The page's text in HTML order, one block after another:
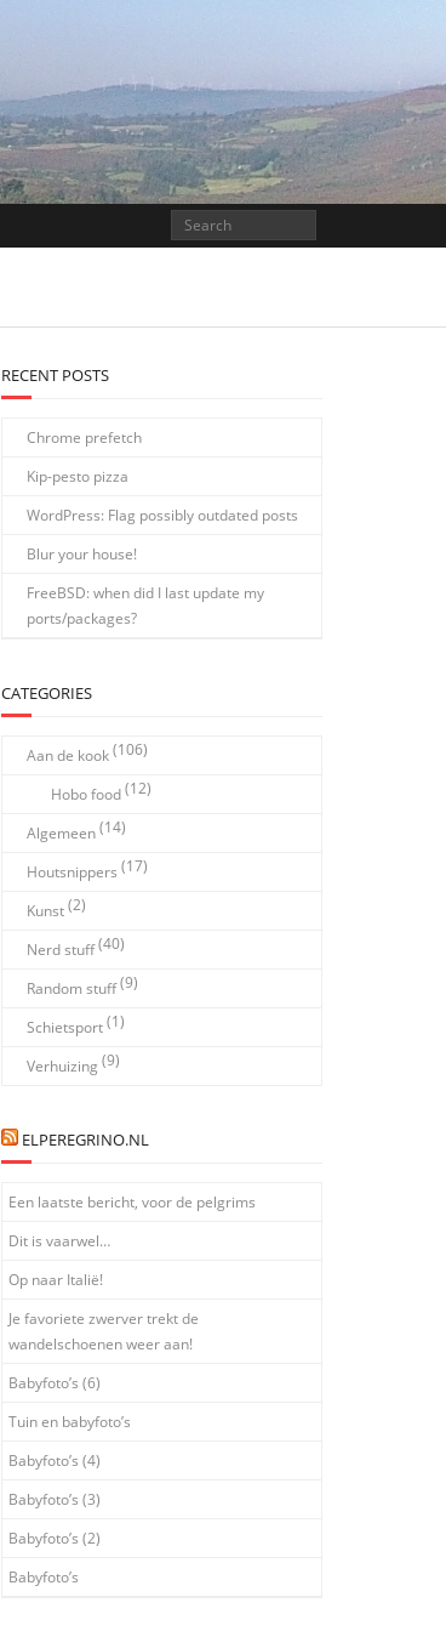
RECENT POSTS
Chrome prefetch
Kip-pesto pizza
WordPress: Flag possibly outdated posts
Blur your house!
FreeBSD: when did I last update my
ports/packages?
CATEGORIES
Aan de kook(106)
Hobo food(12)
Algemeen(14)
Houtsnippers (17)
Kunst(2)
Nerd stuff(40)
Random stuff(9)
Schietsport(1)
Verhuizing (9)
ELPEREGRINO.NL
Een laatste bericht, voor de pelgrims
Dit is vaarwel…
Op naar Italië!
Je favoriete zwerver trekt de
wandelschoenen weer aan!
Babyfoto’s (6)
Tuin en babyfoto’s
Babyfoto’s (4)
Babyfoto’s (3)
Babyfoto’s (2)
Babyfoto’s